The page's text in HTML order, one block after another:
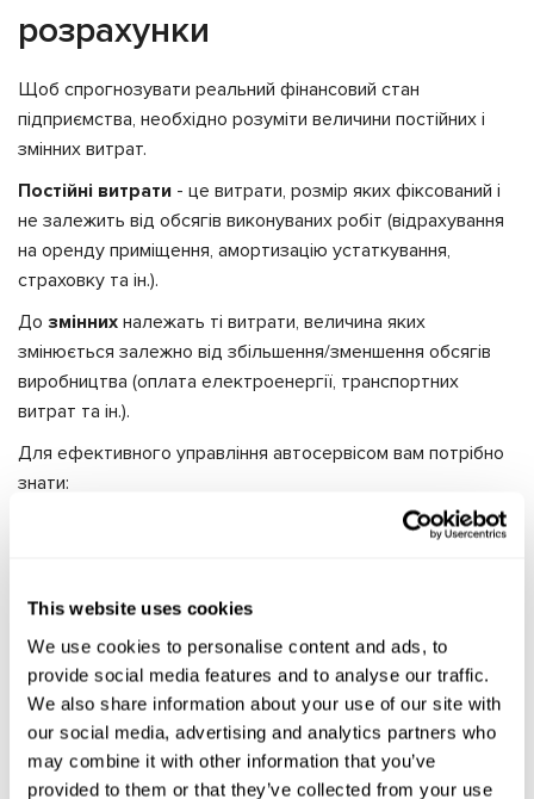
This website uses cookies
We use cookies to personalise content and ads, to
provide social media features and to analyse our traffic.
We also share information about your use of our site with
our social media, advertising and analytics partners who
may combine it with other information that you’ve
provided to them or that they’ve collected from your use
розрахунки
Щоб спрогнозувати реальний фінансовий стан
підприємства, необхідно розуміти величини постійних і
змінних витрат.
Постійні витрати - це витрати, розмір яких фіксований і
не залежить від обсягів виконуваних робіт (відрахування
на оренду приміщення, амортизацію устаткування,
страховку та ін.).
До змінних належать ті витрати, величина яких
змінюється залежно від збільшення/зменшення обсягів
виробництва (оплата електроенергії, транспортних
витрат та ін.).
Для ефективного управління автосервісом вам потрібно
знати:
загальні витрати (сукупність змінних і постійних витрат,
Щоб уникнути простою і довгих черг до ремзони,
необхідно забезпечити автосервіс достатньою кількістю
персоналу. Крім штату автослюсарів, найміть
адміністратора, майстра-приймальника, відповідального з
підбору та видачі автозапчастин, продавця-консультанта
і касира (якщо на автосервісі є продаж агрегатів,